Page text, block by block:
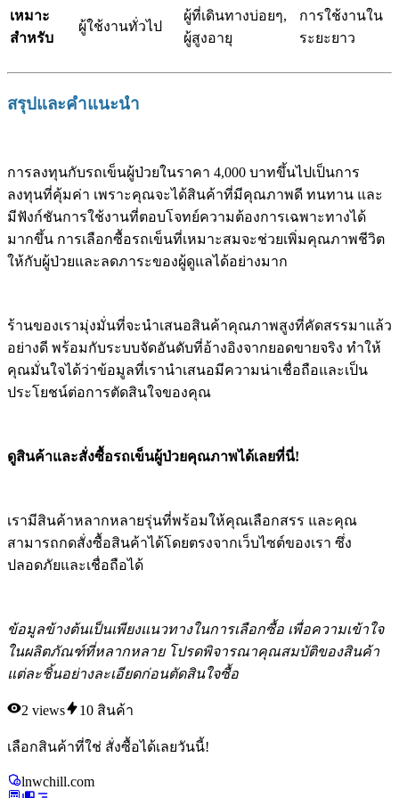
เหมาะ
สำหรับ
ผู้ใช้งานทั่วไป
ผู้ที่เดินทางบ่อยๆ,
ผู้สูงอายุ
การใช้งานใน
ระยะยาว
สรุปและคำแนะนำ
การลงทุนกับรถเข็นผู้ป่วยในราคา 4,000 บาทขึ้นไปเป็นการ
ลงทุนที่คุ้มค่า เพราะคุณจะได้สินค้าที่มีคุณภาพดี ทนทาน และ
มีฟังก์ชันการใช้งานที่ตอบโจทย์ความต้องการเฉพาะทางได้
มากขึ้น การเลือกซื้อรถเข็นที่เหมาะสมจะช่วยเพิ่มคุณภาพชีวิต
ให้กับผู้ป่วยและลดภาระของผู้ดูแลได้อย่างมาก
ร้านของเรามุ่งมั่นที่จะนำเสนอสินค้าคุณภาพสูงที่คัดสรรมาแล้ว
อย่างดี พร้อมกับระบบจัดอันดับที่อ้างอิงจากยอดขายจริง ทำให้
คุณมั่นใจได้ว่าข้อมูลที่เรานำเสนอมีความน่าเชื่อถือและเป็น
ประโยชน์ต่อการตัดสินใจของคุณ
ดูสินค้าและสั่งซื้อรถเข็นผู้ป่วยคุณภาพได้เลยที่นี่!
เรามีสินค้าหลากหลายรุ่นที่พร้อมให้คุณเลือกสรร และคุณ
สามารถกดสั่งซื้อสินค้าได้โดยตรงจากเว็บไซต์ของเรา ซึ่ง
ปลอดภัยและเชื่อถือได้
ข้อมูลข้างต้นเป็นเพียงแนวทางในการเลือกซื้อ เพื่อความเข้าใจ
ในผลิตภัณฑ์ที่หลากหลาย โปรดพิจารณาคุณสมบัติของสินค้า
แต่ละชิ้นอย่างละเอียดก่อนตัดสินใจซื้อ
2 views 10 สินค้า
เลือกสินค้าที่ใช่ สั่งซื้อได้เลยวันนี้!
lnwchill.com